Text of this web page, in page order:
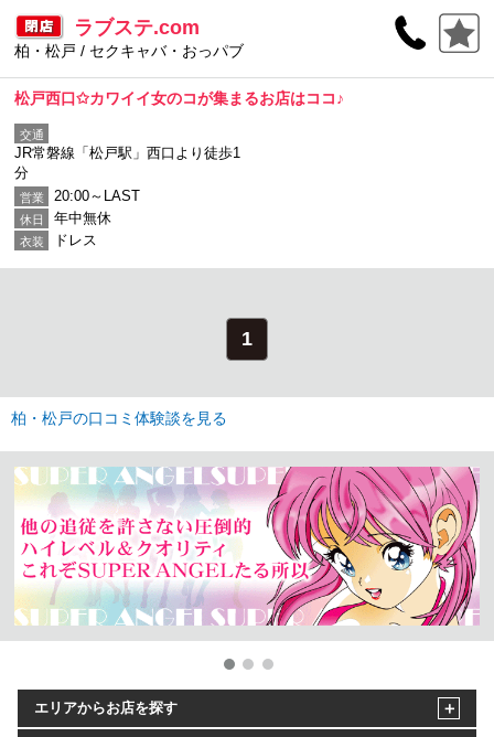
ラブステ.com
柏・松戸 / セクキャバ・おっパブ
松戸西口✩カワイイ女のコが集まるお店はココ♪
交通
JR常磐線「松戸駅」西口より徒歩1
分
営業 20:00～LAST
休日 年中無休
衣装 ドレス
1
柏・松戸の口コミ体験談を見る
エリアからお店を探す